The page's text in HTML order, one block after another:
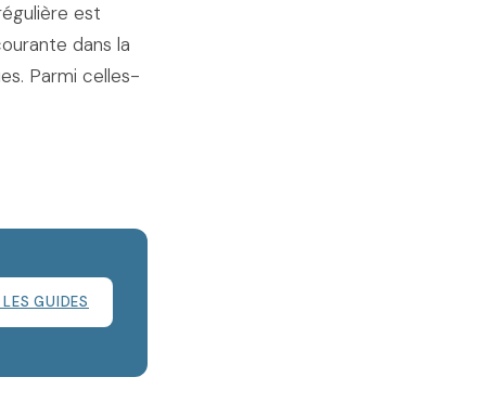
est
dans la
Parmi celles-
GUIDES